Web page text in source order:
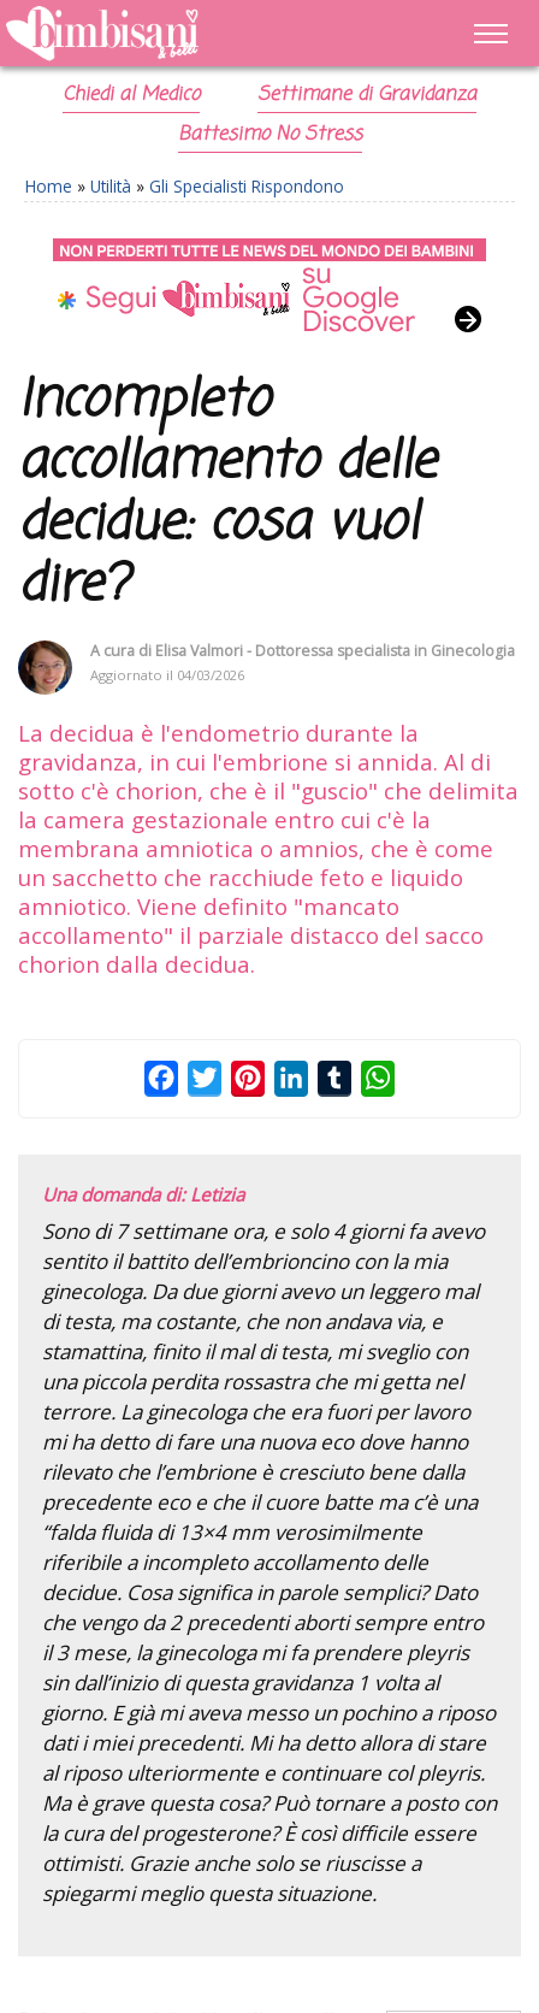
Chiedi al Medico
Settimane di Gravidanza
Battesimo No Stress
Home » Utilità » Gli Specialisti Rispondono
Incompleto
accollamento delle
decidue: cosa vuol
dire?
A cura di Elisa Valmori - Dottoressa specialista in Ginecologia
Aggiornato il 04/03/2026
La decidua è l'endometrio durante la
gravidanza, in cui l'embrione si annida. Al di
sotto c'è chorion, che è il "guscio" che delimita
la camera gestazionale entro cui c'è la
membrana amniotica o amnios, che è come
un sacchetto che racchiude feto e liquido
amniotico. Viene definito "mancato
accollamento" il parziale distacco del sacco
chorion dalla decidua.
FacebookTwitterPinterestLinkedInTumblr
Una domanda di: Letizia
Sono di 7 settimane ora, e solo 4 giorni fa avevo
sentito il battito dell’embrioncino con la mia
ginecologa. Da due giorni avevo un leggero mal
di testa, ma costante, che non andava via, e
stamattina, finito il mal di testa, mi sveglio con
una piccola perdita rossastra che mi getta nel
terrore. La ginecologa che era fuori per lavoro
mi ha detto di fare una nuova eco dove hanno
rilevato che l’embrione è cresciuto bene dalla
precedente eco e che il cuore batte ma c’è una
“falda fluida di 13×4 mm verosimilmente
riferibile a incompleto accollamento delle
decidue. Cosa significa in parole semplici? Dato
che vengo da 2 precedenti aborti sempre entro
il 3 mese, la ginecologa mi fa prendere pleyris
sin dall’inizio di questa gravidanza 1 volta al
giorno. E già mi aveva messo un pochino a riposo
dati i miei precedenti. Mi ha detto allora di stare
al riposo ulteriormente e continuare col pleyris.
Ma è grave questa cosa? Può tornare a posto con
la cura del progesterone? È così difficile essere
ottimisti. Grazie anche solo se riuscisse a
spiegarmi meglio questa situazione.